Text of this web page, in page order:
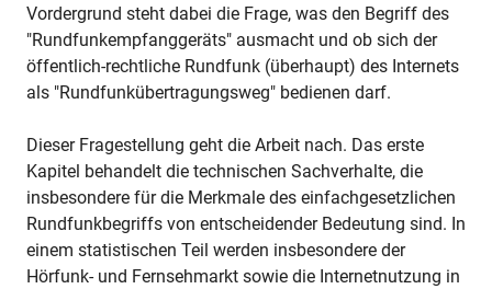
Vordergrund steht dabei die Frage, was den Begriff des
"Rundfunkempfanggeräts" ausmacht und ob sich der
öffentlich-rechtliche Rundfunk (überhaupt) des Internets
als "Rundfunkübertragungsweg" bedienen darf.
Dieser Fragestellung geht die Arbeit nach. Das erste
Kapitel behandelt die technischen Sachverhalte, die
insbesondere für die Merkmale des einfachgesetzlichen
Rundfunkbegriffs von entscheidender Bedeutung sind. In
einem statistischen Teil werden insbesondere der
Hörfunk- und Fernsehmarkt sowie die Internetnutzung in